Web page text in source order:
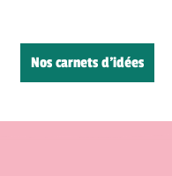
Nos carnets d’idées